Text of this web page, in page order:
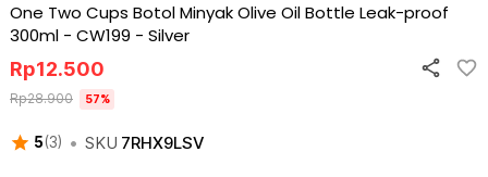
One Two Cups Botol Minyak Olive Oil Bottle Leak-proof
300ml - CW199 - Silver
5(3) • SKU 7RHX9LSV
Rp12.500
Rp28.900 57%